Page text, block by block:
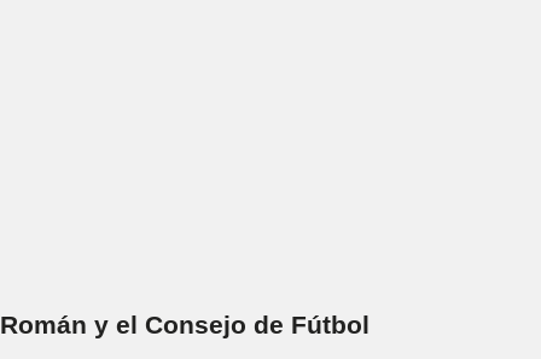
Román y el Consejo de Fútbol